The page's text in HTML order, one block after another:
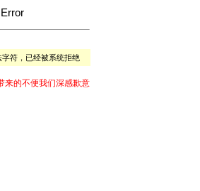
符，已经被系统拒绝
来的不便我们深感歉意